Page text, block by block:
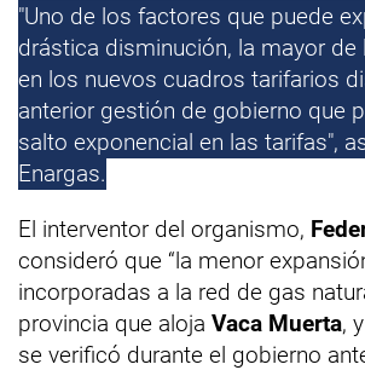
"Uno de los factores que puede
drástica disminución, la mayor de
en los nuevos cuadros tarifarios
anterior gestión de gobierno que
salto exponencial en las tarifas",
Enargas.
El interventor del organismo,
consideró que “la menor
incorporadas a la red de gas
provincia que aloja Vaca Muerta,
se verificó durante el gobierno